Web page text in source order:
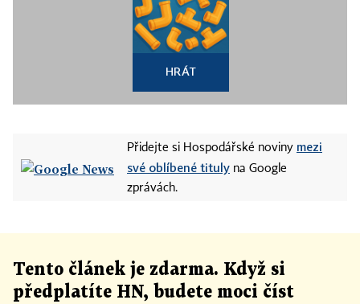
HRÁT
Přidejte si Hospodářské noviny mezi
své oblíbené tituly na Google
zprávách.
Tento článek je zdarma. Když si
předplatíte HN, budete moci číst